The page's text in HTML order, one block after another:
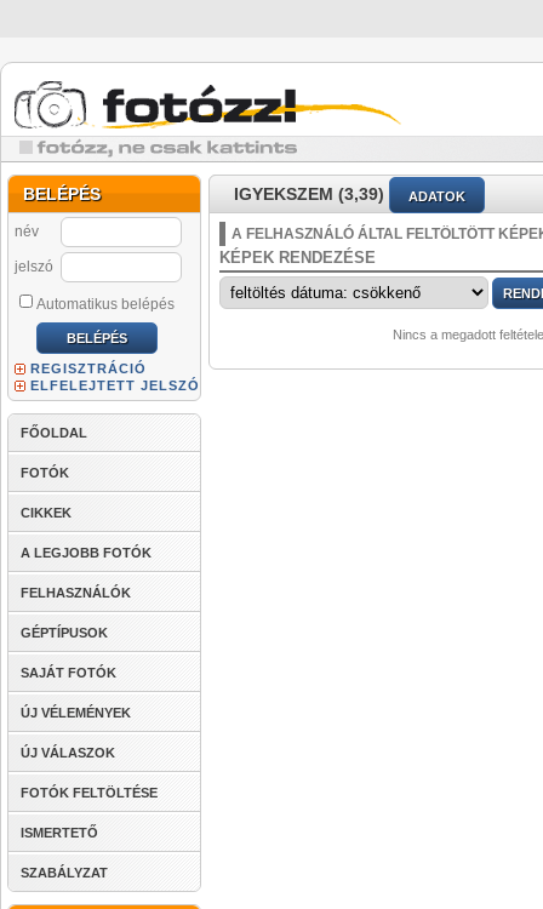
BELÉPÉS
név
jelszó
Automatikus belépés
REGISZTRÁCIÓ
ELFELEJTETT JELSZÓ
FŐOLDAL
FOTÓK
CIKKEK
A LEGJOBB FOTÓK
FELHASZNÁLÓK
GÉPTÍPUSOK
SAJÁT FOTÓK
ÚJ VÉLEMÉNYEK
ÚJ VÁLASZOK
FOTÓK FELTÖLTÉSE
ISMERTETŐ
SZABÁLYZAT
IGYEKSZEM (3,39) ADATOK
A FELHASZNÁLÓ ÁLTAL FELTÖLTÖTT
KÉPEK RENDEZÉSE
Nincs a megadott